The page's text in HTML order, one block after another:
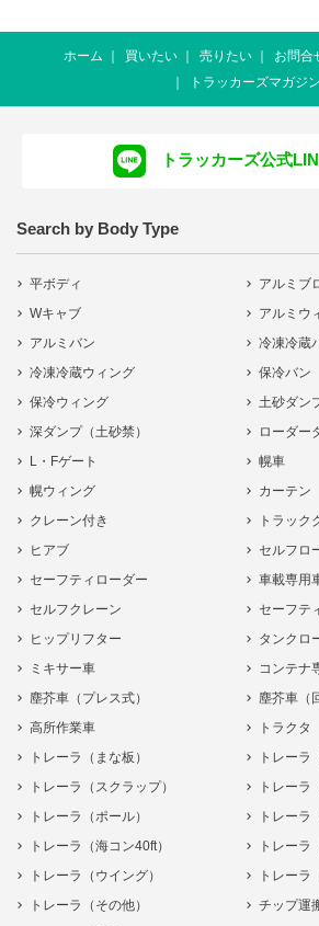
ホーム 買いたい 売りたい お問合
トラッカーズマガジン
トラッカーズ公式
Search by Body Type
平ボディ
アルミブ
Wキャブ
アルミウ
アルミバン
冷凍冷蔵
冷凍冷蔵ウィング
保冷バン
保冷ウィング
土砂ダン
深ダンプ（土砂禁）
ローダー
L・Fゲート
幌車
幌ウィング
カーテン
クレーン付き
トラック
ヒアブ
セルフロ
セーフティローダー
車載専用
セルフクレーン
セーフテ
ヒップリフター
タンクロ
ミキサー車
コンテナ
塵芥車（プレス式）
塵芥車（
高所作業車
トラクタ
トレーラ（まな板）
トレーラ
トレーラ（スクラップ）
トレーラ
トレーラ（ポール）
トレーラ
トレーラ（海コン40ft）
トレーラ
トレーラ（ウイング）
トレーラ
トレーラ（その他）
チップ運